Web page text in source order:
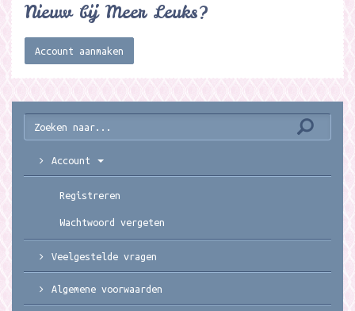
Nieuw bij Meer Leuks?
Account aanmaken
Account
Registreren
Wachtwoord vergeten
Veelgestelde vragen
Algemene voorwaarden